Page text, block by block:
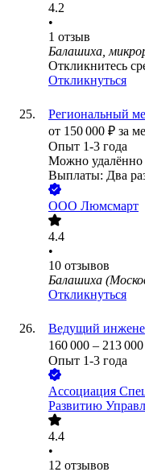
4.2
•
1 отзыв
Балашиха,
Откликнитесь
Откликнуться
Региональный
от 150 000 ₽ за
Опыт 1-3 года
Можно удалённо
Выплаты: Два
ООО Люмсмарт
4.4
•
10 отзывов
Балашиха
Откликнуться
Ведущий
160 000 – 213 000
Опыт 1-3 года
Ассоциация
Развитию
4.4
•
12 отзывов